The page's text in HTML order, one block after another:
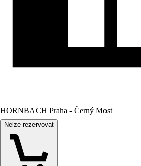
HORNBACH Praha - Černý Most
Nelze rezervovat